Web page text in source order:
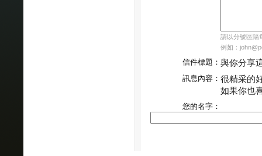
請以分號區隔
例如：
信件標題： 與你分享
訊息內容： 很精采的
如果你也
您的名字：